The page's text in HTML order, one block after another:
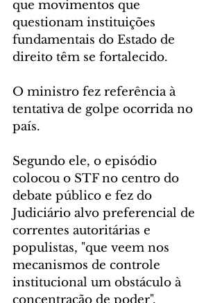
que movimentos que
questionam instituições
fundamentais do Estado de
direito têm se fortalecido.
O ministro fez referência à
tentativa de golpe ocorrida no
país.
Segundo ele, o episódio
colocou o STF no centro do
debate público e fez do
Judiciário alvo preferencial de
correntes autoritárias e
populistas, "que veem nos
mecanismos de controle
institucional um obstáculo à